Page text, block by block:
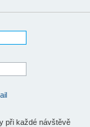
při každé návštěvě